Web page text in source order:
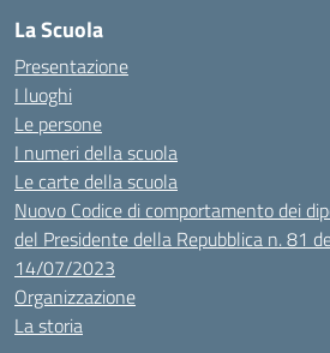
La Scuola
Presentazione
I luoghi
Le persone
I numeri della scuola
Le carte della scuola
Nuovo Codice di comportamento dei
del Presidente della Repubblica n. 81
14/07/2023
Organizzazione
La storia